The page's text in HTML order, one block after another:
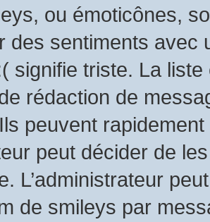
ou émoticônes,
des sentiments avec
signifie triste. La
rédaction de
peuvent
peut décider de
L’administrateur
de smileys par